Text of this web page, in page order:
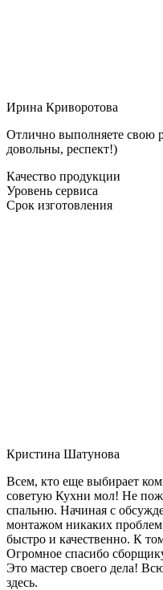
Ирина Криворотова
Отлично выполняете свою
довольны, респект!)
Качество продукции
Уровень сервиса
Срок изготовления
Кристина Шатунова
Всем, кто еще выбирает
советую Кухни мол! Не
спальню. Начиная с
монтажом никаких
быстро и качественно. К
Огромное спасибо
Это мастер своего дела!
здесь.